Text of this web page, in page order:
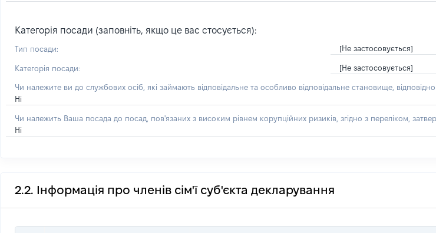
Категорія посади (заповніть, якщо це вас стосується):
Тип посади: [Не застосовується]
Категорія посади: [Не застосовується]
Чи належите ви до службових осіб, які займають відповідальне та особливо відповідальне становище,
Ні
Чи належить Ваша посада до посад, пов'язаних з високим рівнем корупційних ризиків, згідно з переліком,
Ні
2.2. Інформація про членів сім'ї суб'єкта декларування